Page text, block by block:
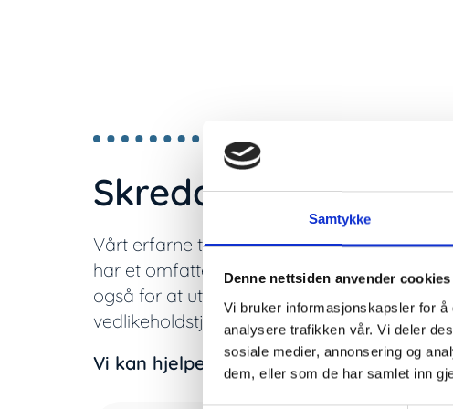
Samtykke
Denne nettsiden anvender cookies
Vi bruker informasjonskapsler for
analysere trafikken vår. Vi deler
sosiale medier, annonsering og
dem, eller som de har samlet inn
Skreddersydde
Vårt erfarne team kan hjelpe deg med alt
har et omfattende utvalg sanitærutstyr
også for at utstyret er funksjonelt og i
vedlikeholdstjenester for å sikre at ditt
Vi kan hjelpe deg med: